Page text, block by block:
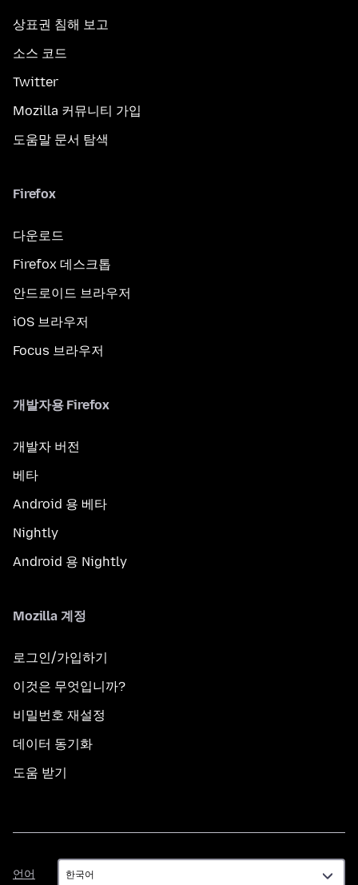
상표권 침해 보고
소스 코드
Twitter
Mozilla 커뮤니티 가입
도움말 문서 탐색
Firefox
다운로드
Firefox 데스크톱
안드로이드 브라우저
iOS 브라우저
Focus 브라우저
개발자용 Firefox
개발자 버전
베타
Android 용 베타
Nightly
Android 용 Nightly
Mozilla 계정
로그인/가입하기
이것은 무엇입니까?
비밀번호 재설정
데이터 동기화
도움 받기
언어
언
어